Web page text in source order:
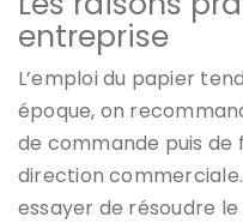
entreprise
L’emploi du papier
époque, on
de commande puis de
direction
essayer de résoudre